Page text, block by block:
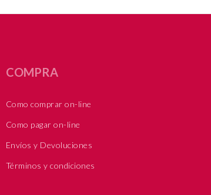
COMPRA
Como comprar on-line
Como pagar on-line
Envíos y Devoluciones
Términos y condiciones